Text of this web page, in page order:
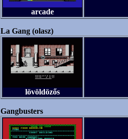
arcade
La Gang (olasz)
lövöldözős
Gangbusters